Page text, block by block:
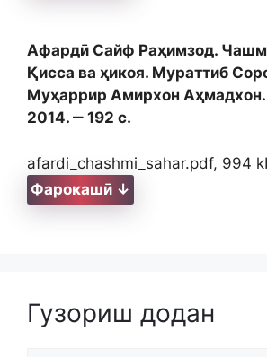
Афардӣ Сайф Раҳимзод.
Қисса ва ҳикоя. Мураттиб
Муҳаррир Амирхон Аҳмадхон.
2014. ‒ 192 с.
afardi_chashmi_sahar.pdf, 994
Фарокашӣ ↓
Гузориш додан